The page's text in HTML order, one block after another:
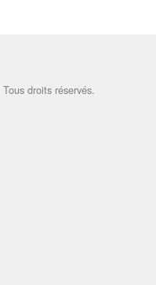
Tous droits réservés.